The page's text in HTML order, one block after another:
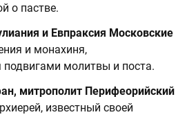
о пастве.
и Евпраксия Московские
и монахиня,
подвигами молитвы и поста.
митрополит Перифеорийский
известный своей